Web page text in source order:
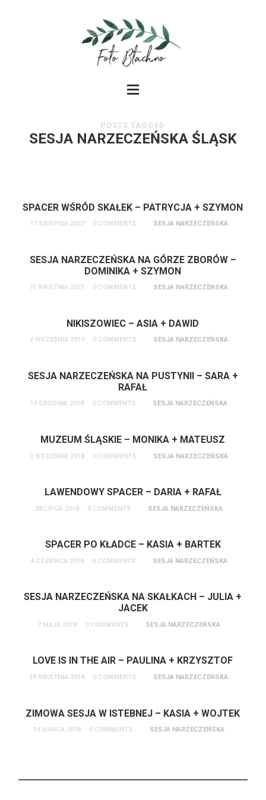
POSTS TAGGED
SESJA NARZECZEŃSKA ŚLĄSK
SPACER WŚRÓD SKAŁEK – PATRYCJA + SZYMON
17 SIERPNIA 2022 0 COMMENTS SESJA NARZECZEŃSKA
SESJA NARZECZEŃSKA NA GÓRZE ZBORÓW –
DOMINIKA + SZYMON
15 KWIETNIA 2021 0 COMMENTS SESJA NARZECZEŃSKA
NIKISZOWIEC – ASIA + DAWID
2 WRZEŚNIA 2019 0 COMMENTS SESJA NARZECZEŃSKA
SESJA NARZECZEŃSKA NA PUSTYNII – SARA +
RAFAŁ
14 GRUDNIA 2018 0 COMMENTS SESJA NARZECZEŃSKA
MUZEUM ŚLĄSKIE – MONIKA + MATEUSZ
2 WRZEŚNIA 2018 0 COMMENTS SESJA NARZECZEŃSKA
LAWENDOWY SPACER – DARIA + RAFAŁ
28 LIPCA 2018 0 COMMENTS SESJA NARZECZEŃSKA
SPACER PO KŁADCE – KASIA + BARTEK
4 CZERWCA 2018 0 COMMENTS SESJA NARZECZEŃSKA
SESJA NARZECZEŃSKA NA SKAŁKACH – JULIA +
JACEK
7 MAJA 2018 0 COMMENTS SESJA NARZECZEŃSKA
LOVE IS IN THE AIR – PAULINA + KRZYSZTOF
29 KWIETNIA 2018 0 COMMENTS SESJA NARZECZEŃSKA
ZIMOWA SESJA W ISTEBNEJ – KASIA + WOJTEK
14 MARCA 2018 0 COMMENTS SESJA NARZECZEŃSKA